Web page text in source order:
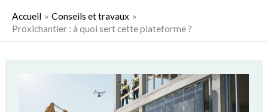
Accueil
Conseils et travaux
Proxichantier : à quoi sert cette plateforme ?